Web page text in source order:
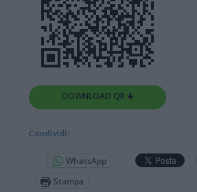
DOWNLOAD QR 🠋
Condividi:
WhatsApp
Stampa